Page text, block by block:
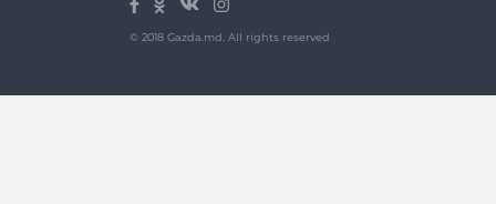
© 2018 Gazda.md. All rights reserved